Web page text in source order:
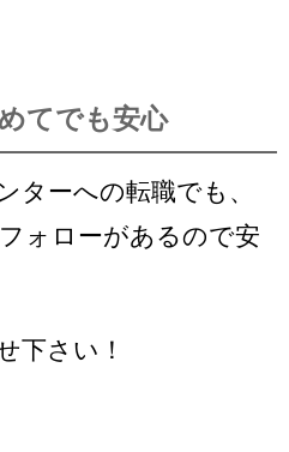
てでも安心
ターへの転職でも、
ォローがあるので安
下さい！